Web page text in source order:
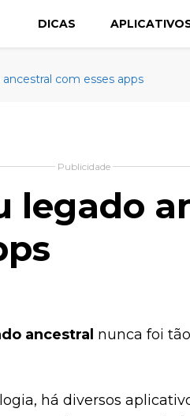
DICAS
com esses apps
Publicidade
legado
ancestral nunca foi
há diversos